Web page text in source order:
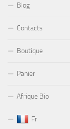
Blog
Contacts
Boutique
Panier
Afrique Bio
Fr